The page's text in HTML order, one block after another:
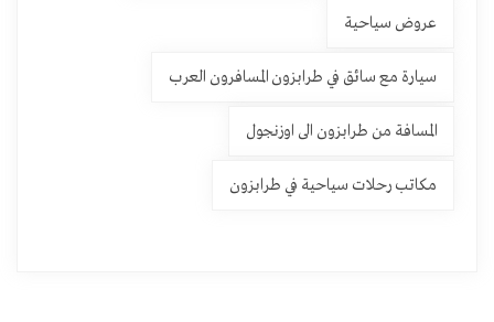
عروض سياحية
سيارة مع سائق في طرابزون المسافرون العرب
المسافة من طرابزون الى اوزنجول
مكاتب رحلات سياحية في طرابزون